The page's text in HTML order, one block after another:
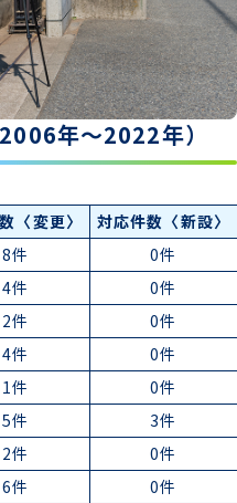
年～2022年）
〈変更〉
対応件数〈新設〉
8件
0件
4件
0件
2件
0件
4件
0件
1件
0件
5件
3件
2件
0件
6件
0件